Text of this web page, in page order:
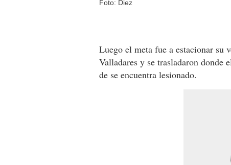
Foto: Diez
Luego el meta fue a estacionar su
Valladares y se trasladaron donde
de se encuentra lesionado.